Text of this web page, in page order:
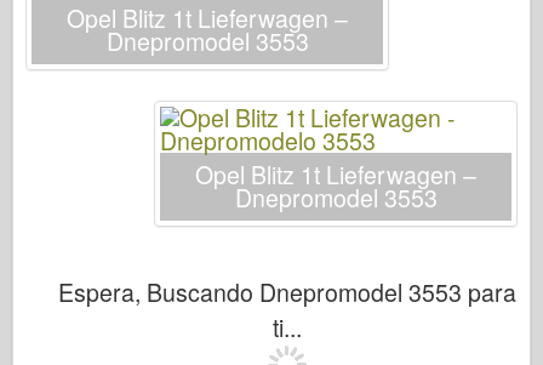
Modelo E.T.
Moldes finos
Fuerzas de valor
FriulModelo
Modelos IBG
Opel Blitz 1t Lieferwagen –
Dnepromodel 3553
Opel Blitz 1t Lieferwagen –
Dnepromodel 3553
Espera, Buscando Dnepromodel 3553 para
ti...